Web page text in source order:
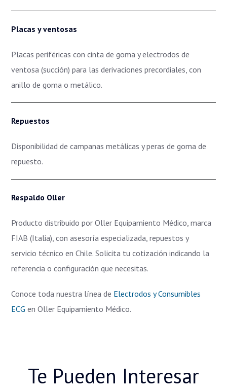
Placas y ventosas
Placas periféricas con cinta de goma y electrodos de
ventosa (succión) para las derivaciones precordiales, con
anillo de goma o metálico.
Repuestos
Disponibilidad de campanas metálicas y peras de goma de
repuesto.
Respaldo Oller
Producto distribuido por Oller Equipamiento Médico, marca
FIAB (Italia), con asesoría especializada, repuestos y
servicio técnico en Chile. Solicita tu cotización indicando la
referencia o configuración que necesitas.
Conoce toda nuestra línea de Electrodos y Consumibles
ECG en Oller Equipamiento Médico.
Te Pueden Interesar